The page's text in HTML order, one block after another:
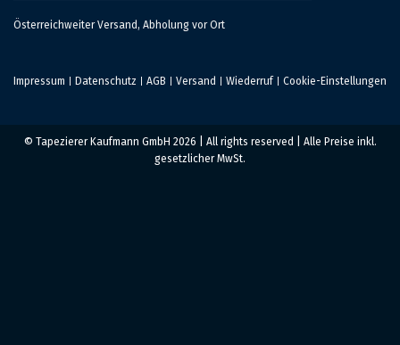
Österreichweiter Versand, Abholung vor Ort
Impressum Datenschutz AGB Versand Wiederruf Cookie-Einstellungen
© Tapezierer Kaufmann GmbH 2026 | All rights reserved | Alle Preise inkl.
gesetzlicher MwSt.